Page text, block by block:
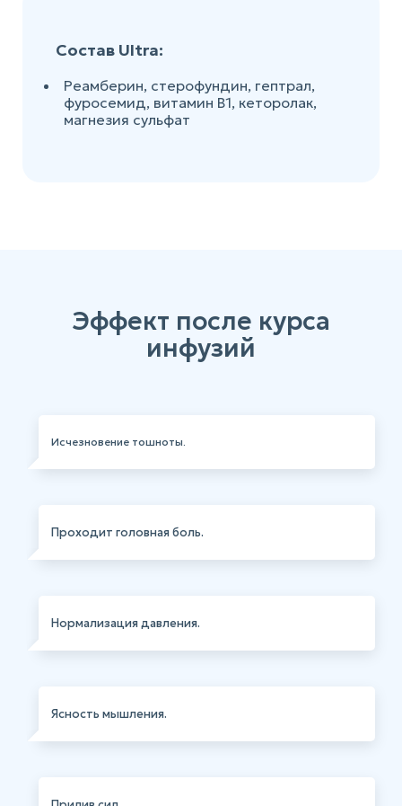
Состав Ultra:
Реамберин, стерофундин, гептрал,
фуросемид, витамин В1, кеторолак,
магнезия сульфат
Эффект после курса
инфузий
Исчезновение тошноты.
Проходит головная боль.
Нормализация давления.
Ясность мышления.